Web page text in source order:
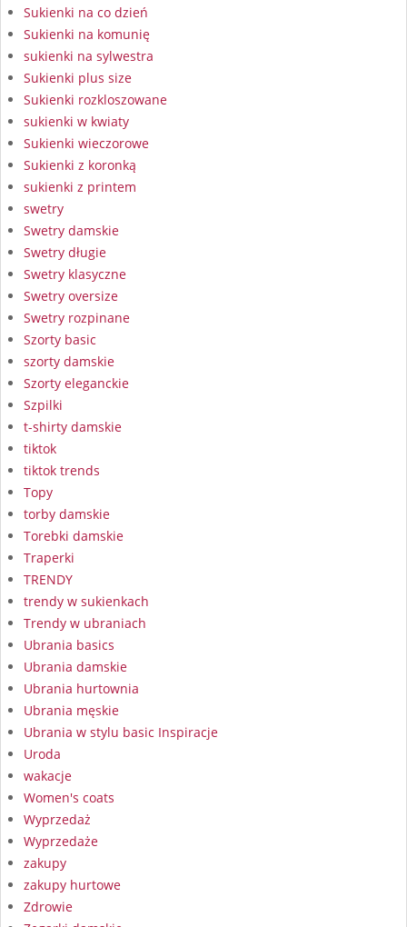
Sukienki na co dzień
Sukienki na komunię
sukienki na sylwestra
Sukienki plus size
Sukienki rozkloszowane
sukienki w kwiaty
Sukienki wieczorowe
Sukienki z koronką
sukienki z printem
swetry
Swetry damskie
Swetry długie
Swetry klasyczne
Swetry oversize
Swetry rozpinane
Szorty basic
szorty damskie
Szorty eleganckie
Szpilki
t-shirty damskie
tiktok
tiktok trends
Topy
torby damskie
Torebki damskie
Traperki
TRENDY
trendy w sukienkach
Trendy w ubraniach
Ubrania basics
Ubrania damskie
Ubrania hurtownia
Ubrania męskie
Ubrania w stylu basic Inspiracje
Uroda
wakacje
Women's coats
Wyprzedaż
Wyprzedaże
zakupy
zakupy hurtowe
Zdrowie